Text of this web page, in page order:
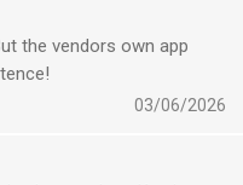
pogingen met
niet. Kan hier geen
the vendors own app
03/06/2026